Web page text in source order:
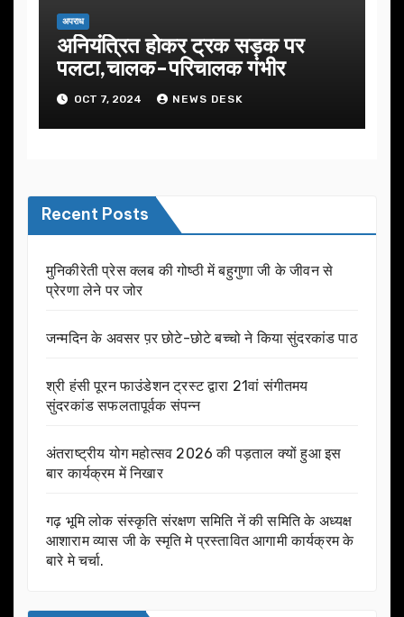
अपराध
अनियंत्रित होकर ट्रक सड़क पर
पलटा,चालक-परिचालक गंभीर
OCT 7, 2024 NEWS DESK
Recent Posts
मुनिकीरेती प्रेस क्लब की गोष्ठी में बहुगुणा जी के जीवन से
प्रेरणा लेने पर जोर
जन्मदिन के अवसर प़र छोटे-छोटे बच्चो ने किया सुंदरकांड पाठ
श्री हंसी पूरन फाउंडेशन ट्रस्ट द्वारा 21वां संगीतमय
सुंदरकांड सफलतापूर्वक संपन्न
अंतराष्ट्रीय योग महोत्सव 2026 की पड़ताल क्यों हुआ इस
बार कार्यक्रम में निखार
गढ़ भूमि लोक संस्कृति संरक्षण समिति नें की समिति के अध्यक्ष
आशाराम व्यास जी के स्मृति मे प्रस्तावित आगामी कार्यक्रम के
बारे मे चर्चा.